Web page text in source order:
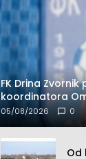
FK Drina
koordinatora
05/08/2026 0
Od